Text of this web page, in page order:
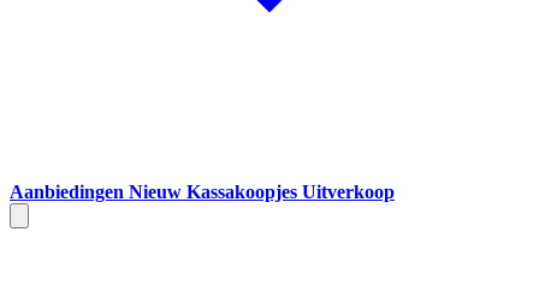
Aanbiedingen Nieuw Kassakoopjes Uitverkoop